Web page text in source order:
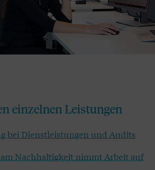
einzelnen Leistungen
bei Dienstleistungen und Audits
Nachhaltigkeit nimmt Arbeit auf